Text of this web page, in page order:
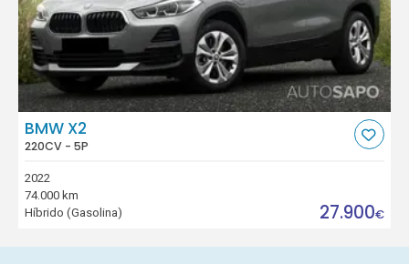
BMW X2
220CV - 5P
2022
74.000 km
Híbrido (Gasolina)
27.900€